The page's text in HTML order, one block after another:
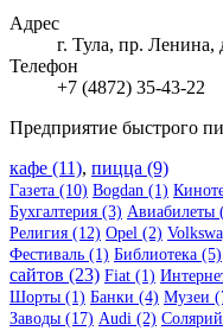
Адрес
г. Тула, пр. Ленина,
Телефон
+7 (4872) 35-43-22
Предприятие быстрого
кафе (11), пицца (9)
Газета (10) Bogdan (1)
Бухгалтерия (3) Авиабилеты
Религия (12) Opel (2)
Фестиваль (1) Библиотека (5)
сайтов (23) Fiat (1)
Шорты (1) Банки (4) Музеи
Заводы (17) Audi (2)